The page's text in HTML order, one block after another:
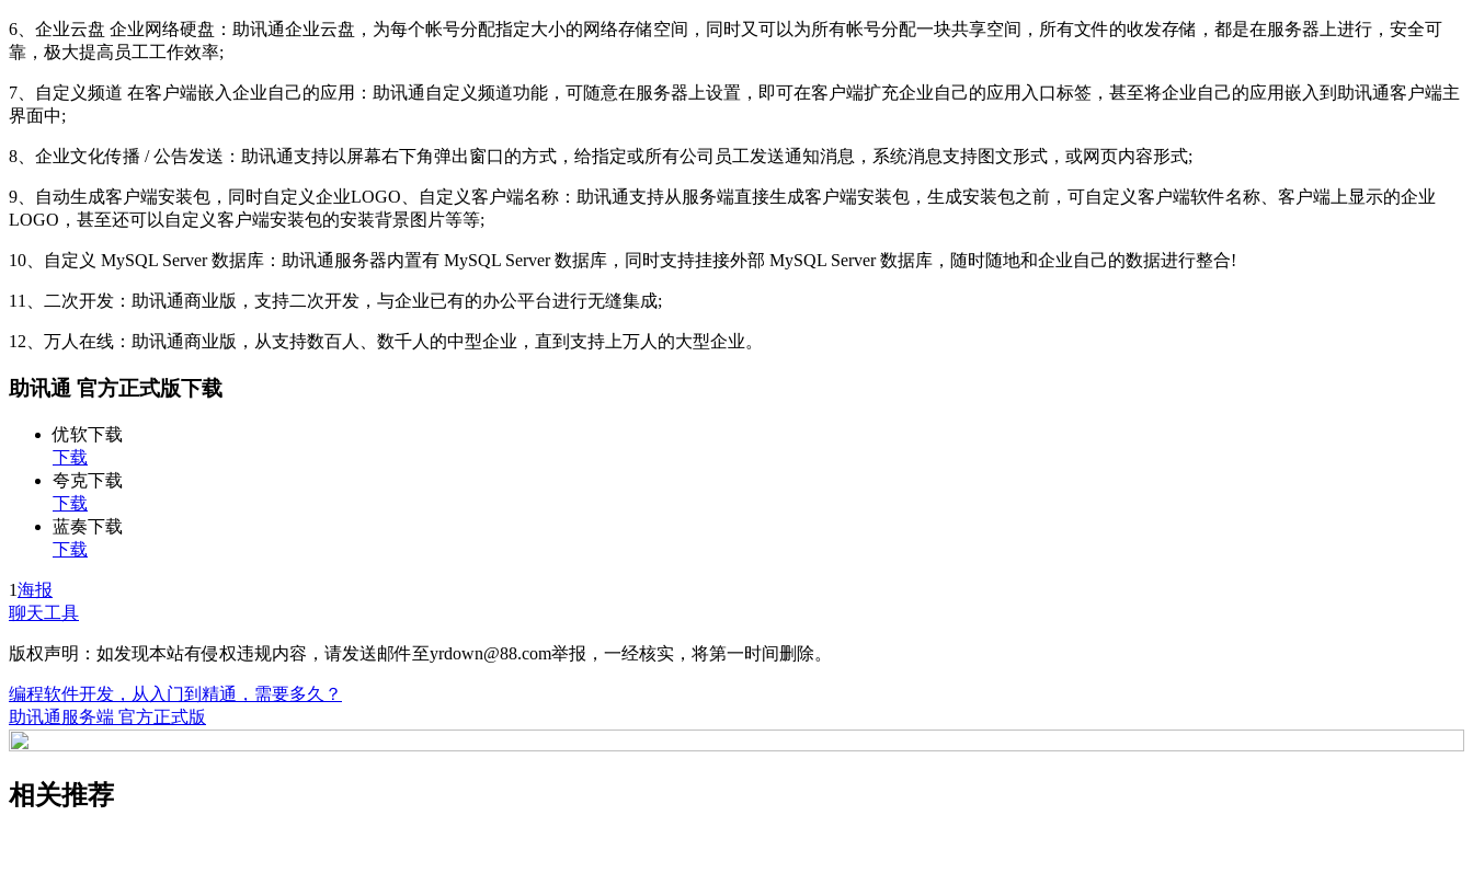
6、企业云盘 企业网络硬盘：助讯通企业云盘，为每个帐号分配指定大小的网络存储空间，同时又可以为所有帐号分配一块共享空间，所有文件的收发存储，都是在服务器上进行，安全可
靠，极大提高员工工作效率;
7、自定义频道 在客户端嵌入企业自己的应用：助讯通自定义频道功能，可随意在服务器上设置，即可在客户端扩充企业自己的应用入口标签，甚至将企业自己的应用嵌入到助讯通客户端主
界面中;
8、企业文化传播 / 公告发送：助讯通支持以屏幕右下角弹出窗口的方式，给指定或所有公司员工发送通知消息，系统消息支持图文形式，或网页内容形式;
9、自动生成客户端安装包，同时自定义企业LOGO、自定义客户端名称：助讯通支持从服务端直接生成客户端安装包，生成安装包之前，可自定义客户端软件名称、客户端上显示的企业
LOGO，甚至还可以自定义客户端安装包的安装背景图片等等;
10、自定义 MySQL Server 数据库：助讯通服务器内置有 MySQL Server 数据库，同时支持挂接外部 MySQL Server 数据库，随时随地和企业自己的数据进行整合!
11、二次开发：助讯通商业版，支持二次开发，与企业已有的办公平台进行无缝集成;
12、万人在线：助讯通商业版，从支持数百人、数千人的中型企业，直到支持上万人的大型企业。
助讯通 官方正式版下载
优软下载
下载
夸克下载
下载
蓝奏下载
下载
1海报
聊天工具
版权声明：如发现本站有侵权违规内容，请发送邮件至yrdown@88.com举报，一经核实，将第一时间删除。
编程软件开发，从入门到精通，需要多久？
助讯通服务端 官方正式版
相关推荐